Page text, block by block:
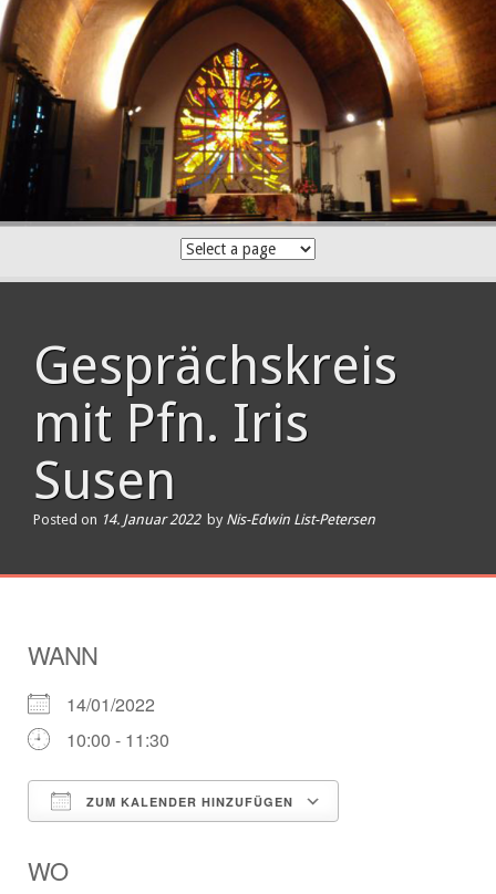
Skip
to
content
Gesprächskreis
mit Pfn. Iris
Susen
Posted on 14. Januar 2022 by Nis-Edwin List-Petersen
WANN
14/01/2022
10:00 - 11:30
ZUM KALENDER HINZUFÜGEN
WO